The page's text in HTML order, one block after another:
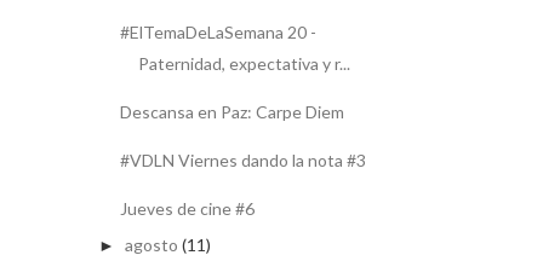
#ElTemaDeLaSemana 20 -
Paternidad, expectativa y r...
Descansa en Paz: Carpe Diem
#VDLN Viernes dando la nota #3
Jueves de cine #6
► agosto (11)